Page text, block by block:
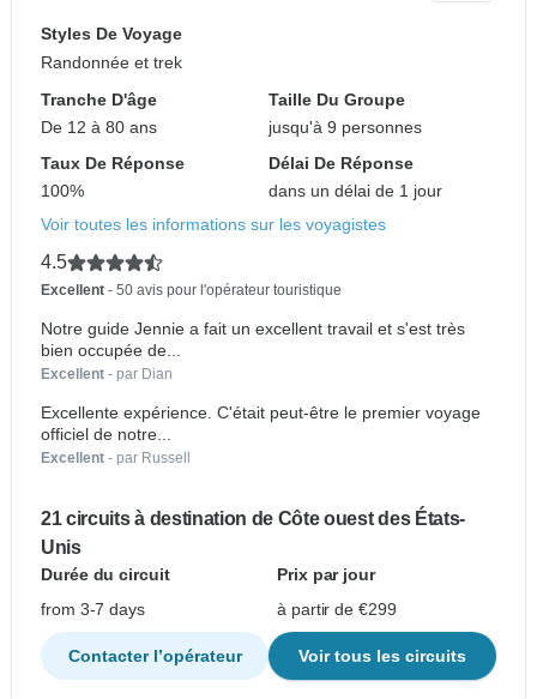
Styles De Voyage
Randonnée et trek
Tranche D'âge
De 12 à 80 ans
Taille Du Groupe
jusqu'à 9 personnes
Taux De Réponse
100%
Délai De Réponse
dans un délai de 1 jour
Voir toutes les informations sur les voyagistes
4.5
Excellent - 50 avis pour l'opérateur touristique
Notre guide Jennie a fait un excellent travail et s'est très
bien occupée de...
Excellent - par Dian
Excellente expérience. C'était peut-être le premier voyage
officiel de notre...
Excellent - par Russell
21 circuits à destination de Côte ouest des États-
Unis
Durée du circuit
Prix par jour
from 3-7 days
à partir de €299
Contacter l’opérateur Voir tous les circuits